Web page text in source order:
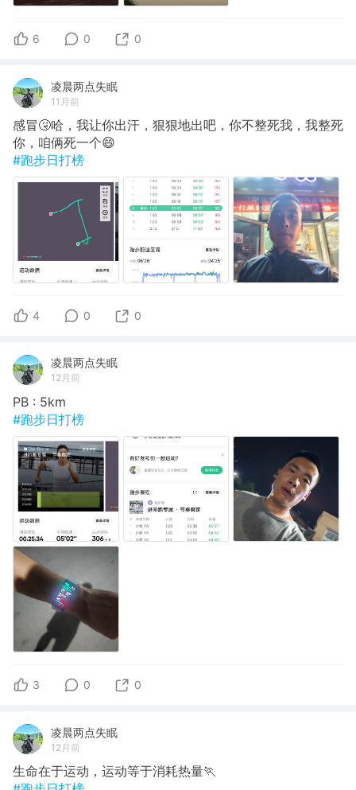
6 0 0
凌晨两点失眠
11月前
感冒🤧哈，我让你出汗，狠狠地出吧，你不整死我，我整死
你，咱俩死一个😄
#跑步日打榜
4 0 0
凌晨两点失眠
12月前
PB : 5km
#跑步日打榜
3 0 0
凌晨两点失眠
12月前
生命在于运动，运动等于消耗热量🏃